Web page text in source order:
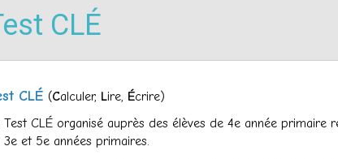
CLÉ
CLÉ (Calculer, Lire, Écrire)
Test CLÉ organisé auprès des élèves de 4e année
3e et 5e années primaires.